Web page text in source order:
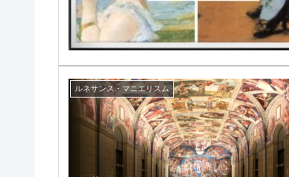
ルネサンス・マニエリスム